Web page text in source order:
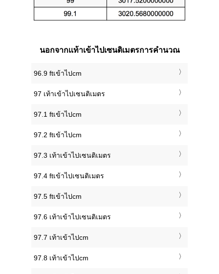
นอกจากเเท้าเข้าไปเซนติเมตรการคำนวณ
96.9 ftเข้าไปcm
97 เท้าเข้าไปเซนติเมตร
97.1 ftเข้าไปcm
97.2 ftเข้าไปcm
97.3 เท้าเข้าไปเซนติเมตร
97.4 ftเข้าไปเซนติเมตร
97.5 ftเข้าไปcm
97.6 เท้าเข้าไปเซนติเมตร
97.7 เท้าเข้าไปcm
97.8 เท้าเข้าไปcm